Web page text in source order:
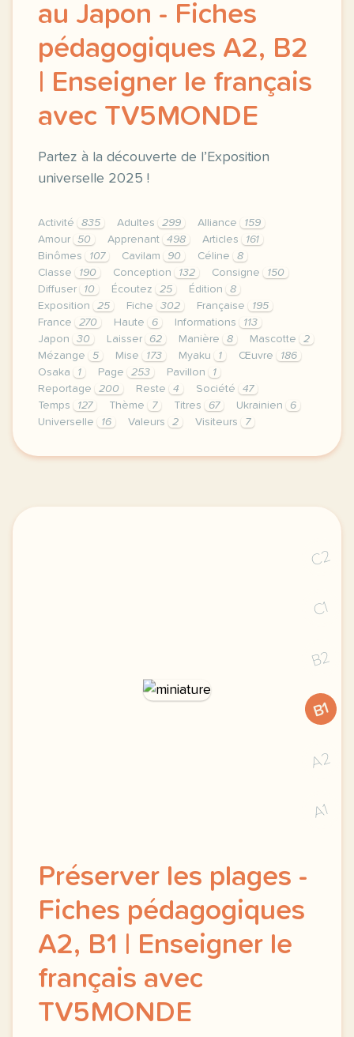
au Japon - Fiches
pédagogiques A2, B2
| Enseigner le français
avec TV5MONDE
Partez à la découverte de l’Exposition
universelle 2025 !
Activité 835 Adultes 299 Alliance
159
Amour
50 Apprenant 498 Articles
161
Binômes
107 Cavilam 90 Céline
8
Classe
190 Conception 132 Consigne
150
Diffuser
10 Écoutez 25 Édition
8
Exposition
25 Fiche 302 Française
195
France
270 Haute 6 Informations
113
Japon
30 Laisser 62 Manière 8 Mascotte
2
Mézange
5 Mise 173 Myaku 1 Œuvre
186
Osaka
1 Page 253 Pavillon
1
Reportage
200 Reste 4 Société
47
Temps
127 Thème 7 Titres 67 Ukrainien
6
Universelle
16 Valeurs 2 Visiteurs 7
le respect de votre vie privee est une priorite
C2
C1
B2
B1
A2
A1
Préserver les plages -
Fiches pédagogiques
A2, B1 | Enseigner le
français avec
TV5MONDE